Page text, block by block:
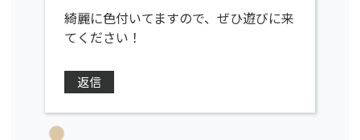
綺麗に色付いてますので、ぜひ遊びに来
てください！
返信